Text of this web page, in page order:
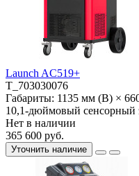
Launch AC519+
T_703030076
Габариты: 1135 мм (В) ×
10,1-дюймовый сенсорный
Нет в наличии
365 600 руб.
Уточнить наличие